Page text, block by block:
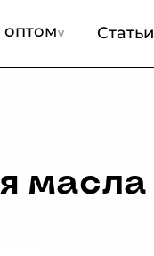
оптом Статьи
масла